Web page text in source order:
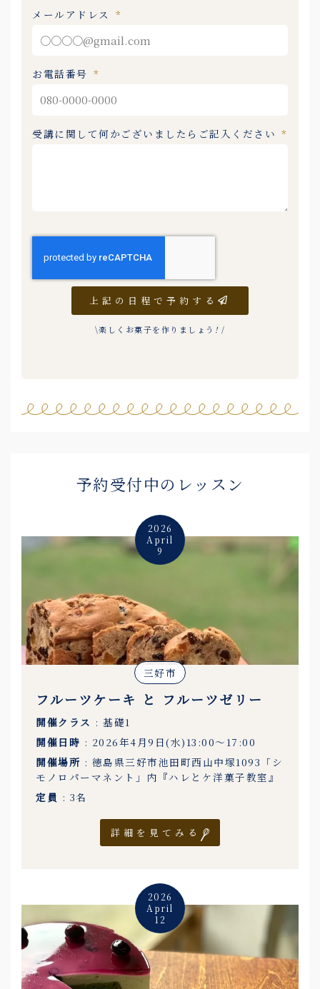
メールアドレス
お電話番号
受講に関して何かございましたらご記入ください
上記の日程で予約する
\楽しくお菓子を作りましょう !/
予約受付中のレッスン
2026
April
9
三好市
フルーツケーキ と フルーツゼリー
開催クラス : 基礎1
開催日時 : 2026年4月9日(水)13:00〜17:00
開催場所 : 徳島県三好市池田町西山中塚1093「シ
モノロパーマネント」内『ハレとケ洋菓子教室』
定員 : 3名
詳細を見てみる
2026
April
12